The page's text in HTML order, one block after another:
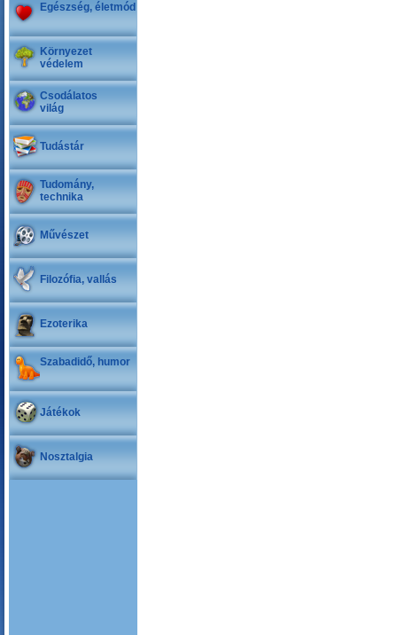
Egészség, életmód
Környezet
védelem
Csodálatos
világ
Tudástár
Tudomány,
technika
Művészet
Filozófia, vallás
Ezoterika
Szabadidő, humor
Játékok
Nosztalgia